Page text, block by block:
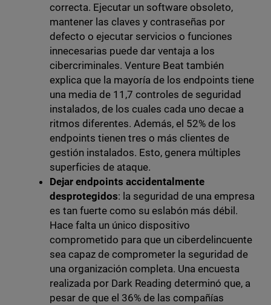
correcta. Ejecutar un software obsoleto,
mantener las claves y contraseñas por
defecto o ejecutar servicios o funciones
innecesarias puede dar ventaja a los
cibercriminales. Venture Beat también
explica que la mayoría de los endpoints tiene
una media de 11,7 controles de seguridad
instalados, de los cuales cada uno decae a
ritmos diferentes. Además, el 52% de los
endpoints tienen tres o más clientes de
gestión instalados. Esto, genera múltiples
superficies de ataque.
Dejar endpoints accidentalmente
desprotegidos: la seguridad de una empresa
es tan fuerte como su eslabón más débil.
Hace falta un único dispositivo
comprometido para que un ciberdelincuente
sea capaz de comprometer la seguridad de
una organización completa. Una encuesta
realizada por Dark Reading determinó que, a
pesar de que el 36% de las compañías